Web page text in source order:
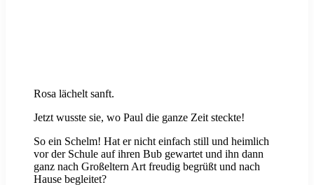
Rosa lächelt sanft.
Jetzt wusste sie, wo Paul die ganze Zeit steckte!
So ein Schelm! Hat er nicht einfach still und heimlich
vor der Schule auf ihren Bub gewartet und ihn dann
ganz nach Großeltern Art freudig begrüßt und nach
Hause begleitet?